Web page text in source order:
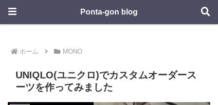
ホーム MONO
UNIQLO(ユニクロ)でカスタムオーダース
ーツを作ってみました
Ponta-gon blog